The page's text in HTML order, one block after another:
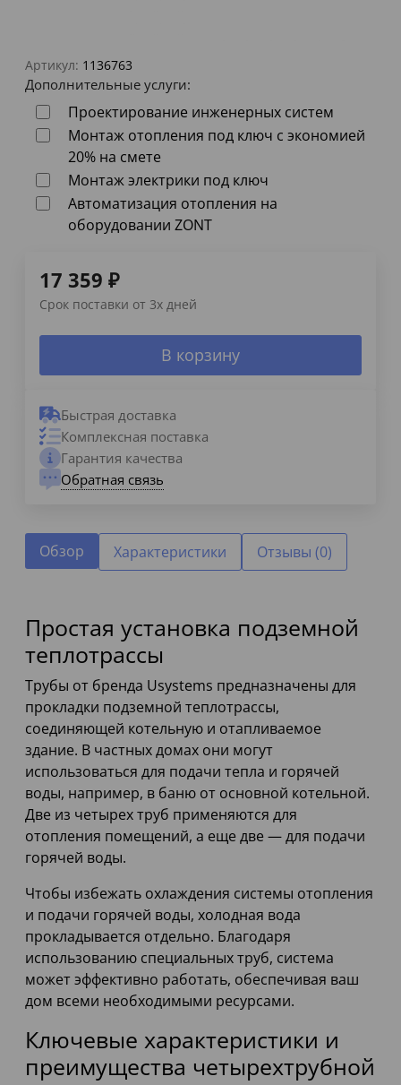
Артикул: 1136763
Дополнительные услуги:
Проектирование инженерных систем
Монтаж отопления под ключ с экономией
20% на смете
Монтаж электрики под ключ
Автоматизация отопления на
оборудовании ZONT
17 359 ₽
Срок поставки от 3х дней
В корзину
Быстрая доставка
Комплексная поставка
Гарантия качества
Обратная связь
Обзор Характеристики Отзывы (0)
Простая установка подземной
теплотрассы
Трубы от бренда Usystems предназначены для
прокладки подземной теплотрассы,
соединяющей котельную и отапливаемое
здание. В частных домах они могут
использоваться для подачи тепла и горячей
воды, например, в баню от основной котельной.
Две из четырех труб применяются для
отопления помещений, а еще две — для подачи
горячей воды.
Чтобы избежать охлаждения системы отопления
и подачи горячей воды, холодная вода
прокладывается отдельно. Благодаря
использованию специальных труб, система
может эффективно работать, обеспечивая ваш
дом всеми необходимыми ресурсами.
Ключевые характеристики и
преимущества четырехтрубной